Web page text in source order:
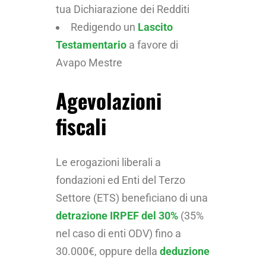
tua Dichiarazione dei Redditi
Redigendo un Lascito
Testamentario a favore di
Avapo Mestre
Agevolazioni
fiscali
Le erogazioni liberali a
fondazioni ed Enti del Terzo
Settore (ETS) beneficiano di una
detrazione IRPEF del 30% (35%
nel caso di enti ODV) fino a
30.000€, oppure della deduzione